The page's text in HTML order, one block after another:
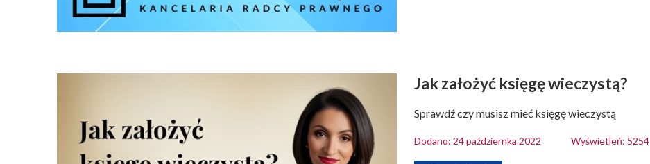
Jak założyć księgę wieczystą?
Sprawdź czy musisz mieć księgę wieczystą
Dodano: 24 październka 2022 Wyświetleń: 5254